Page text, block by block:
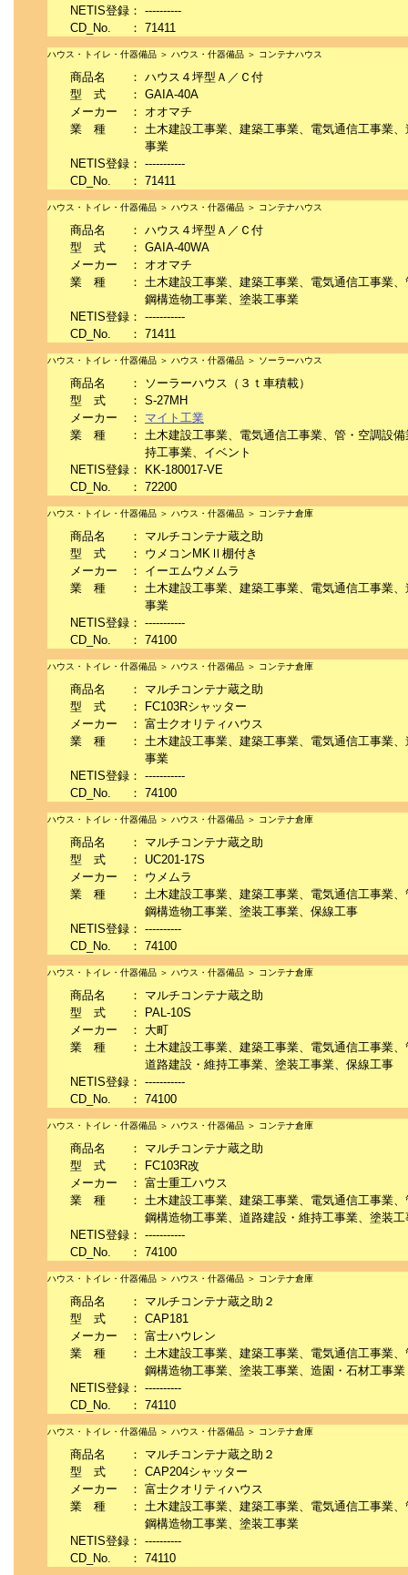
NETIS登録 ： ----------
CD_No.
： 71411
ハウス・トイレ・什器備品 ＞ ハウス・什器備品 ＞ コンテナハウス
商品名 ： ハウス４坪型Ａ／Ｃ付
型 式
： GAIA-40A
メーカー
： オオマチ
業 種
： 土木建設工事業、建築工事業、電気通信工事業
事業
NETIS登録 ： -----------
CD_No.
： 71411
ハウス・トイレ・什器備品 ＞ ハウス・什器備品 ＞ コンテナハウス
商品名 ： ハウス４坪型Ａ／Ｃ付
型 式
： GAIA-40WA
メーカー
： オオマチ
業 種
： 土木建設工事業、建築工事業、電気通信工事業
鋼構造物工事業、塗装工事業
NETIS登録 ： -----------
CD_No.
： 71411
ハウス・トイレ・什器備品 ＞ ハウス・什器備品 ＞ ソーラーハウス
商品名 ：
ソーラーハウス（３ｔ車積載）
型 式
： S-27MH
メーカー
： マイト工業
業 種
： 土木建設工事業、電気通信工事業、管・空調設
持工事業、イベント
NETIS登録 ：
KK-180017-VE
CD_No.
： 72200
ハウス・トイレ・什器備品 ＞ ハウス・什器備品 ＞ コンテナ倉庫
商品名 ： マルチコンテナ蔵之助
型 式
： ウメコンMKⅡ棚付き
メーカー
： イーエムウメムラ
業 種
： 土木建設工事業、建築工事業、電気通信工事業
事業
NETIS登録 ： -----------
CD_No.
： 74100
ハウス・トイレ・什器備品 ＞ ハウス・什器備品 ＞ コンテナ倉庫
商品名 ： マルチコンテナ蔵之助
型 式
：
FC103Rシャッター
メーカー
： 富士クオリティハウス
業 種
： 土木建設工事業、建築工事業、電気通信工事業
事業
NETIS登録 ： -----------
CD_No.
： 74100
ハウス・トイレ・什器備品 ＞ ハウス・什器備品 ＞ コンテナ倉庫
商品名 ： マルチコンテナ蔵之助
型 式
： UC201-17S
メーカー
： ウメムラ
業 種
： 土木建設工事業、建築工事業、電気通信工事業
鋼構造物工事業、塗装工事業、保線工事
NETIS登録 ： ----------
CD_No.
： 74100
ハウス・トイレ・什器備品 ＞ ハウス・什器備品 ＞ コンテナ倉庫
商品名 ： マルチコンテナ蔵之助
型 式
：
PAL-10S
メーカー
： 大町
業 種
： 土木建設工事業、建築工事業、電気通信工事業
道路建設・維持工事業、塗装工事業、保線工事
NETIS登録 ： -----------
CD_No.
： 74100
ハウス・トイレ・什器備品 ＞ ハウス・什器備品 ＞ コンテナ倉庫
商品名 ： マルチコンテナ蔵之助
型 式
：
FC103R改
メーカー
： 富士重工ハウス
業 種
： 土木建設工事業、建築工事業、電気通信工事業
鋼構造物工事業、道路建設・維持工事業、塗装
NETIS登録 ： -----------
CD_No.
： 74100
ハウス・トイレ・什器備品 ＞ ハウス・什器備品 ＞ コンテナ倉庫
商品名 ： マルチコンテナ蔵之助２
型 式
： CAP181
メーカー
： 富士ハウレン
業 種
： 土木建設工事業、建築工事業、電気通信工事業
鋼構造物工事業、塗装工事業、造園・石材工事業
NETIS登録 ： ----------
CD_No.
： 74110
ハウス・トイレ・什器備品 ＞ ハウス・什器備品 ＞ コンテナ倉庫
商品名 ： マルチコンテナ蔵之助２
型 式
： CAP204シャッター
メーカー
： 富士クオリティハウス
業 種
： 土木建設工事業、建築工事業、電気通信工事業
鋼構造物工事業、塗装工事業
NETIS登録 ： ----------
CD_No.
： 74110